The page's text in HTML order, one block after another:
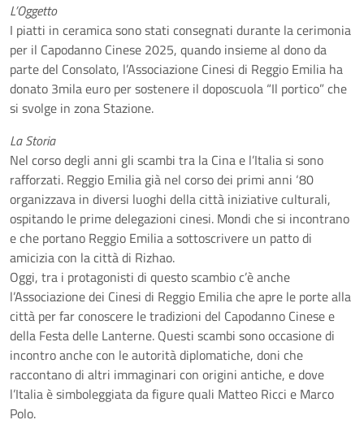
L’Oggetto
I piatti in ceramica sono stati consegnati durante la cerimonia
per il Capodanno Cinese 2025, quando insieme al dono da
parte del Consolato, l’Associazione Cinesi di Reggio Emilia ha
donato 3mila euro per sostenere il doposcuola “Il portico” che
si svolge in zona Stazione.
La Storia
Nel corso degli anni gli scambi tra la Cina e l’Italia si sono
rafforzati. Reggio Emilia già nel corso dei primi anni ‘80
organizzava in diversi luoghi della città iniziative culturali,
ospitando le prime delegazioni cinesi. Mondi che si incontrano
e che portano Reggio Emilia a sottoscrivere un patto di
amicizia con la città di Rizhao.
Oggi, tra i protagonisti di questo scambio c’è anche
l’Associazione dei Cinesi di Reggio Emilia che apre le porte alla
città per far conoscere le tradizioni del Capodanno Cinese e
della Festa delle Lanterne. Questi scambi sono occasione di
incontro anche con le autorità diplomatiche, doni che
raccontano di altri immaginari con origini antiche, e dove
l’Italia è simboleggiata da figure quali Matteo Ricci e Marco
Polo.